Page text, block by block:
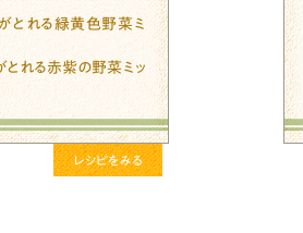
とれる緑黄色野菜ミ
とれる赤紫の野菜ミッ
レシピをみる